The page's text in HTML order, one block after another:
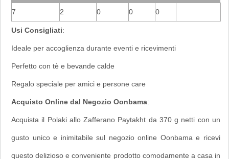
7 2 0 0 0
Usi Consigliati:
Ideale per accoglienza durante eventi e ricevimenti
Perfetto con tè e bevande calde
Regalo speciale per amici e persone care
Acquisto Online dal Negozio Oonbama:
Acquista il Polaki allo Zafferano Paytakht da 370 g netti con un
gusto unico e inimitabile sul negozio online Oonbama e ricevi
questo delizioso e conveniente prodotto comodamente a casa in